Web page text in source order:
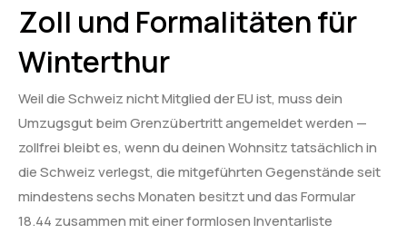
Zoll und Formalitäten für
Winterthur
Weil die Schweiz nicht Mitglied der EU ist, muss dein
Umzugsgut beim Grenzübertritt angemeldet werden —
zollfrei bleibt es, wenn du deinen Wohnsitz tatsächlich in
die Schweiz verlegst, die mitgeführten Gegenstände seit
mindestens sechs Monaten besitzt und das Formular
18.44 zusammen mit einer formlosen Inventarliste